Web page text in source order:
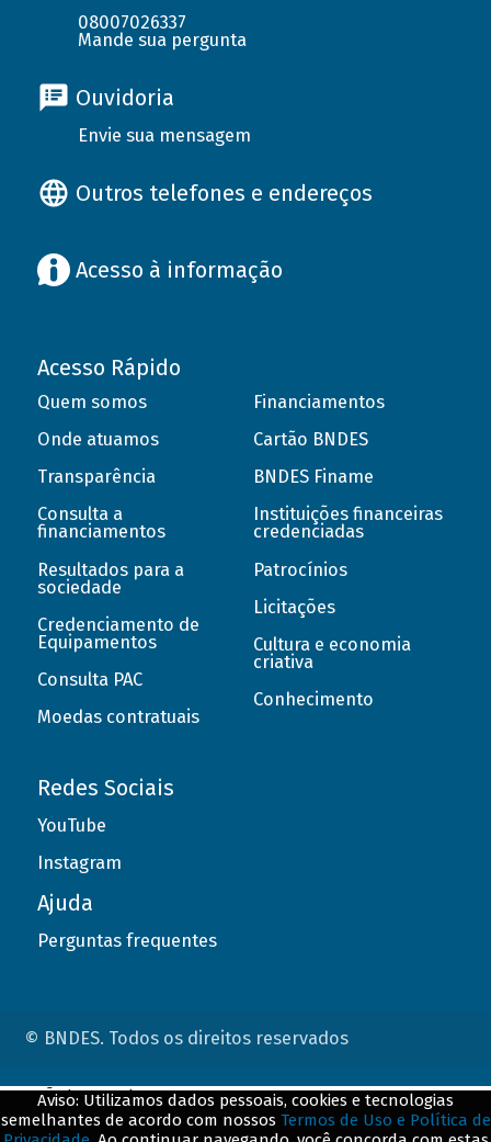
08007026337
Mande sua pergunta
Ouvidoria
Envie sua mensagem
Outros telefones e endereços
Acesso à informação
Acesso Rápido
Quem somos
Onde atuamos
Transparência
Consulta a
financiamentos
Resultados para a
sociedade
Credenciamento de
Equipamentos
Consulta PAC
Moedas contratuais
Financiamentos
Cartão BNDES
BNDES Finame
Instituições financeiras
credenciadas
Patrocínios
Licitações
Cultura e economia
criativa
Conhecimento
Redes Sociais
YouTube
Instagram
Ajuda
Perguntas frequentes
© BNDES. Todos os direitos reservados
Aviso: Utilizamos dados pessoais, cookies e tecnologias
semelhantes de acordo com nossos Termos de Uso e Política de
ConteÃºdo complementar
${title}${badge}